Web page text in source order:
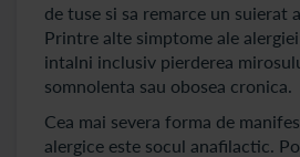
de tuse si sa remarce un suierat
Printre alte simptome ale
intalni inclusiv pierderea
somnolenta sau obosea cronica.
Cea mai severa forma de
alergice este socul anafilactic.